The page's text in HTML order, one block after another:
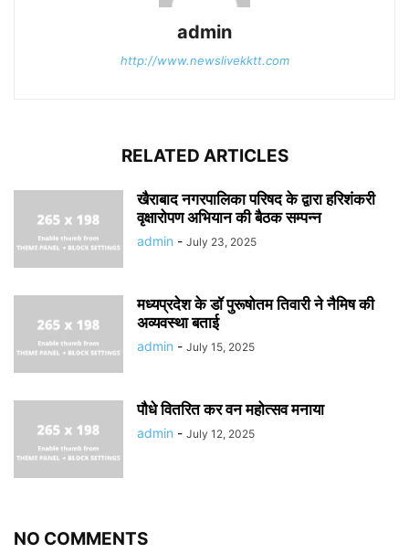
admin
http://www.newslivekktt.com
RELATED ARTICLES
खैराबाद नगरपालिका परिषद के द्वारा हरिशंकरी
वृक्षारोपण अभियान की बैठक सम्पन्न
admin - July 23, 2025
मध्यप्रदेश के डॉ पुरूषोतम तिवारी ने नैमिष की
अव्यवस्था बताई
admin - July 15, 2025
पौधे वितरित कर वन महोत्सव मनाया
admin - July 12, 2025
NO COMMENTS